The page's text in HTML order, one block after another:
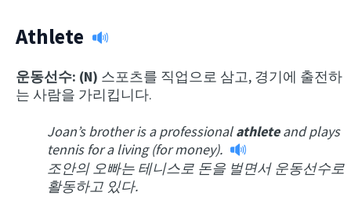
Athlete
운동선수: (N) 스포츠를 직업으로 삼고, 경기에 출전하
는 사람을 가리킵니다.
Joan’s brother is a professionalathleteand plays
tennis for a living (for money).
조안의 오빠는 테니스로 돈을 벌면서 운동선수로
활동하고 있다.